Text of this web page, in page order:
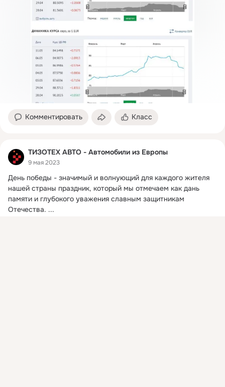
Комментировать Класс
ТИЗОТЕХ АВТО - Автомобили из Европы
9 мая 2023
День победы - значимый и волнующий для каждого жителя
нашей страны праздник, который мы отмечаем как дань
памяти и глубокого уважения славным защитникам
Отечества. ...